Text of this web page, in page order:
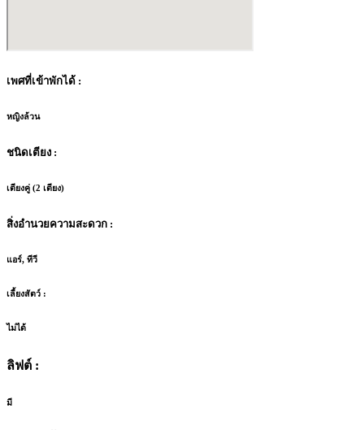
เพศที่เข้าพักได้ :
หญิงล้วน
ชนิดเตียง :
เตียงคู่ (2 เตียง)
สิ่งอำนวยความสะดวก :
แอร์, ทีวี
เลี้ยงสัตว์ :
ไม่ได้
ลิฟต์ :
มี